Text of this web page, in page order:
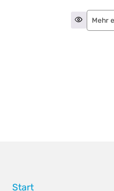
Mehr
Start